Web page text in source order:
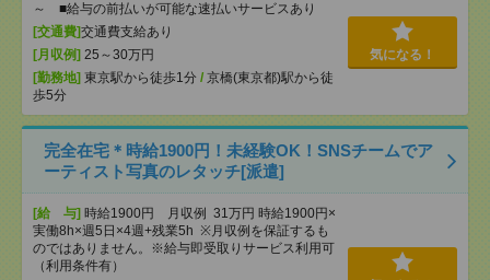
～ ■給与の前払いが可能な速払いサービスあり
[交通費]交通費支給あり
[月収例] 25～30万円
[勤務地] 東京駅から徒歩1分 / 京橋(東京都)駅から徒
歩5分
気になる！
完全在宅＊時給1900円！未経験OK！SNSチームでア
ーティスト写真のレタッチ[派遣]
[給 与] 時給1900円 月収例 31万円 時給1900円×
実働8h×週5日×4週+残業5h ※月収例を保証するも
のではありません。※給与即受取りサービス利用可
（利用条件有）